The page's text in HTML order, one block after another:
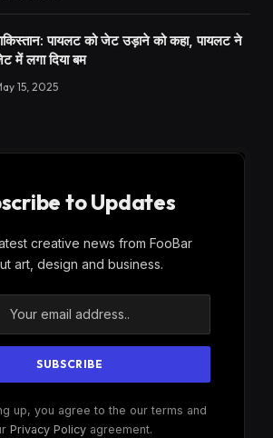
पायलट को जेट उड़ाने को कहा, पायलट ने
में लगा दिया बम
15, 2025
to Updates
creative news from FooBar
art, design and business.
up, you agree to the our terms and
Privacy Policyagreement.